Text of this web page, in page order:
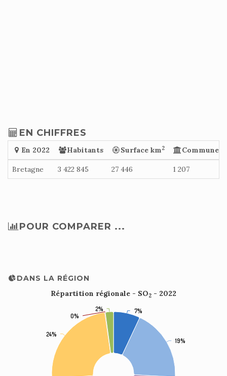
EN CHIFFRES
En 2022 Habitants Surface km2 Communes
Bretagne 3 422 845 27 446 1 207
POUR COMPARER ...
DANS LA RÉGION
Répartition régionale - SO2 - 2022
7%
7%
19%
19%
24%
24%
0%
0%
2%
2%